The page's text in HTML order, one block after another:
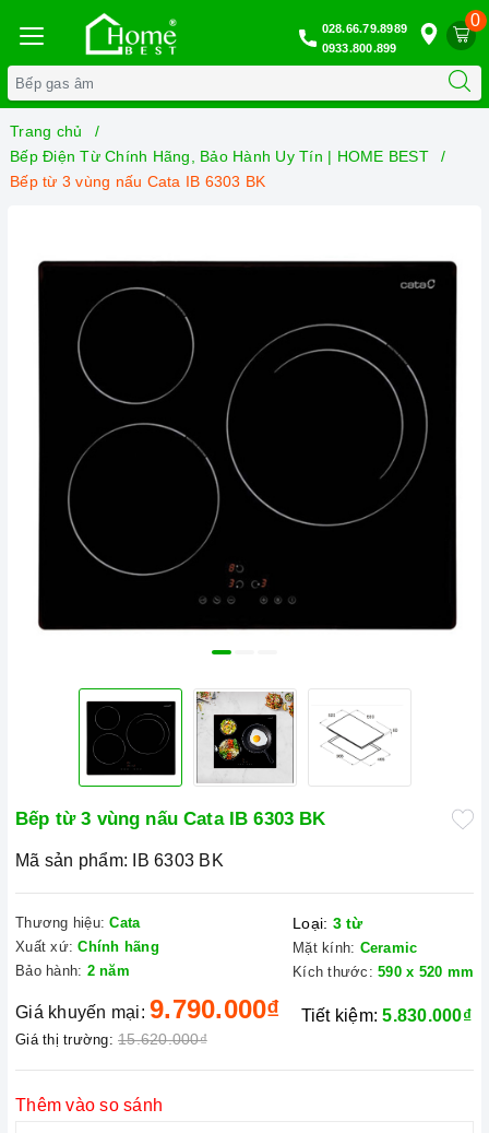
0
028.66.79.8989
0933.800.899
Trang chủ
Bếp Điện Từ Chính Hãng, Bảo Hành Uy Tín | HOME BEST
Bếp từ 3 vùng nấu Cata IB 6303 BK
Bếp từ 3 vùng nấu Cata IB 6303 BK
Mã sản phẩm: IB 6303 BK
Thương hiệu: Cata
Xuất xứ: Chính hãng
Bảo hành: 2 năm
Loại: 3 từ
Mặt kính: Ceramic
Kích thước: 590 x 520 mm
Giá khuyến mại: 9.790.000₫
Giá thị trường: 15.620.000₫
Tiết kiệm:5.830.000₫
Thêm vào so sánh